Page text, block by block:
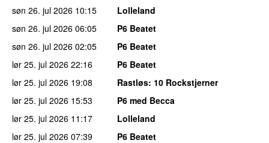
søn 26. jul 2026 10:15
Lolleland
søn 26. jul 2026 06:05
P6 Beatet
søn 26. jul 2026 02:05
P6 Beatet
lør 25. jul 2026 22:16
P6 Beatet
lør 25. jul 2026 19:08 Rastløs: 10 Rockstjerner
lør 25. jul 2026 15:53
P6 med Becca
lør 25. jul 2026 11:17
Lolleland
lør 25. jul 2026 07:39
P6 Beatet